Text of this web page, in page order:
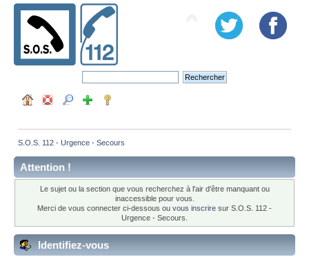
S.O.S. 112 - Urgence - Secours
Attention !
Le sujet ou la section que vous recherchez à l'air d'être manquant ou
inaccessible pour vous.
Merci de vous connecter ci-dessous ou vous inscrire sur S.O.S. 112 -
Urgence - Secours.
Identifiez-vous